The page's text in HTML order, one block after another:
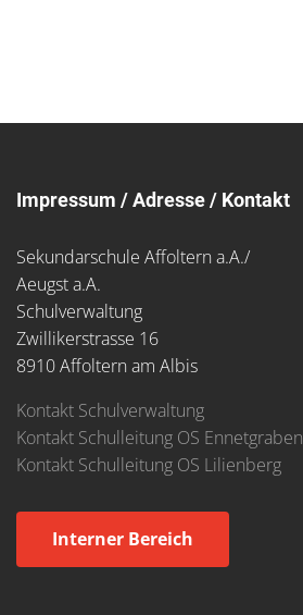
Impressum / Adresse / Kontakt
Sekundarschule Affoltern a.A./
Aeugst a.A.
Schulverwaltung
Zwillikerstrasse 16
8910 Affoltern am Albis
Kontakt Schulverwaltung
Kontakt Schulleitung OS Ennetgraben
Kontakt Schulleitung OS Lilienberg
Interner Bereich